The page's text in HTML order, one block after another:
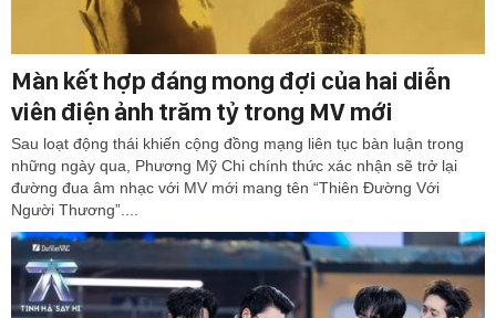
Màn kết hợp đáng mong đợi của hai diễn
viên điện ảnh trăm tỷ trong MV mới
Sau loạt động thái khiến cộng đồng mạng liên tục bàn luận trong
những ngày qua, Phương Mỹ Chi chính thức xác nhận sẽ trở lại
đường đua âm nhạc với MV mới mang tên “Thiên Đường Với
Người Thương”....